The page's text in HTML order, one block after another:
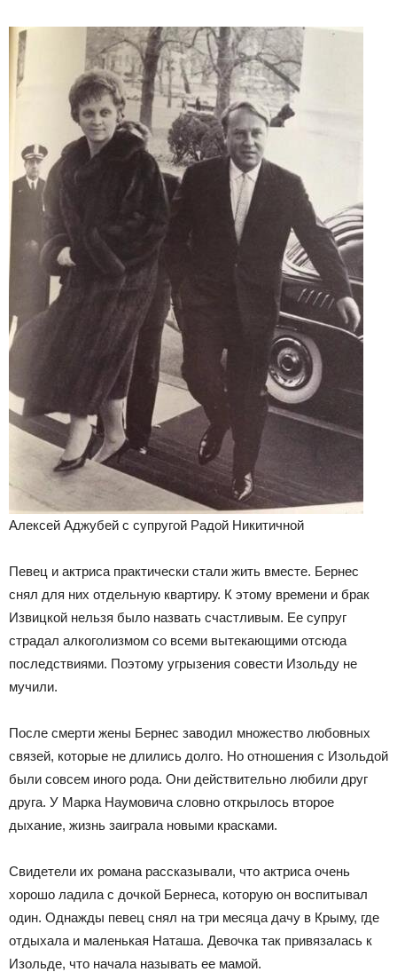
Алексей Аджубей с супругой Радой Никитичной
Певец и актриса практически стали жить вместе. Бернес
снял для них отдельную квартиру. К этому времени и брак
Извицкой нельзя было назвать счастливым. Ее супруг
страдал алкоголизмом со всеми вытекающими отсюда
последствиями. Поэтому угрызения совести Изольду не
мучили.
После смерти жены Бернес заводил множество любовных
связей, которые не длились долго. Но отношения с Изольдой
были совсем иного рода. Они действительно любили друг
друга. У Марка Наумовича словно открылось второе
дыхание, жизнь заиграла новыми красками.
Свидетели их романа рассказывали, что актриса очень
хорошо ладила с дочкой Бернеса, которую он воспитывал
один. Однажды певец снял на три месяца дачу в Крыму, где
отдыхала и маленькая Наташа. Девочка так привязалась к
Изольде, что начала называть ее мамой.